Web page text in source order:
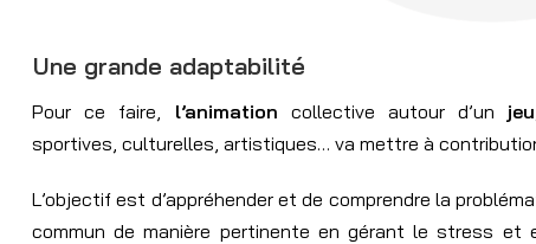
Une grande adaptabilité
Pour ce faire, l’animation collective autour d’un jeu
sportives, culturelles, artistiques… va mettre à
L’objectif est d’appréhender et de comprendre la
commun de manière pertinente en gérant le stress et